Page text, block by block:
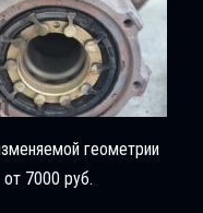
геометрии
от 7000 руб.